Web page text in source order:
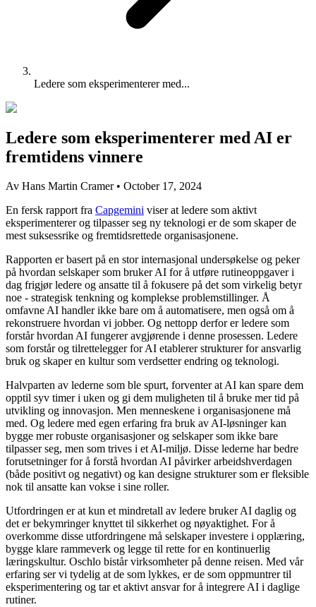
Ledere som eksperimenterer med...
Ledere som eksperimenterer med AI er
fremtidens vinnere
Av Hans Martin Cramer• October 17, 2024
En fersk rapport fra Capgemini viser at ledere som aktivt
eksperimenterer og tilpasser seg ny teknologi er de som skaper de
mest suksessrike og fremtidsrettede organisasjonene.
Rapporten er basert på en stor internasjonal undersøkelse og peker
på hvordan selskaper som bruker AI for å utføre rutineoppgaver i
dag frigjør ledere og ansatte til å fokusere på det som virkelig betyr
noe - strategisk tenkning og komplekse problemstillinger. Å
omfavne AI handler ikke bare om å automatisere, men også om å
rekonstruere hvordan vi jobber. Og nettopp derfor er ledere som
forstår hvordan AI fungerer avgjørende i denne prosessen. Ledere
som forstår og tilrettelegger for AI etablerer strukturer for ansvarlig
bruk og skaper en kultur som verdsetter endring og teknologi.
Halvparten av lederne som ble spurt, forventer at AI kan spare dem
opptil syv timer i uken og gi dem muligheten til å bruke mer tid på
utvikling og innovasjon. Men menneskene i organisasjonene må
med. Og ledere med egen erfaring fra bruk av AI-løsninger kan
bygge mer robuste organisasjoner og selskaper som ikke bare
tilpasser seg, men som trives i et AI-miljø. Disse lederne har bedre
forutsetninger for å forstå hvordan AI påvirker arbeidshverdagen
(både positivt og negativt) og kan designe strukturer som er fleksible
nok til ansatte kan vokse i sine roller.
Utfordringen er at kun et mindretall av ledere bruker AI daglig og
det er bekymringer knyttet til sikkerhet og nøyaktighet. For å
overkomme disse utfordringene må selskaper investere i opplæring,
bygge klare rammeverk og legge til rette for en kontinuerlig
læringskultur. Oschlo bistår virksomheter på denne reisen. Med vår
erfaring ser vi tydelig at de som lykkes, er de som oppmuntrer til
eksperimentering og tar et aktivt ansvar for å integrere AI i daglige
rutiner.